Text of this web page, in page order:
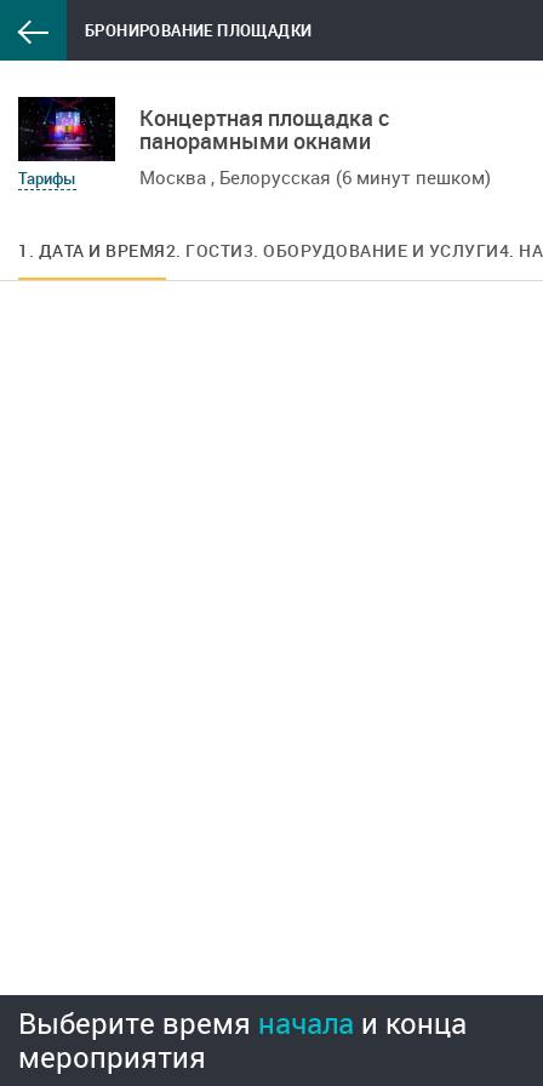
БРОНИРОВАНИЕ ПЛОЩАДКИ
Выберите время начала и конца
мероприятия
Тарифы
Концертная площадка с
панорамными окнами
Москва , Белорусская (6 минут пешком)
1. ДАТА И ВРЕМЯ2. ГОСТИ3. ОБОРУДОВАНИЕ И УСЛУГИ4.